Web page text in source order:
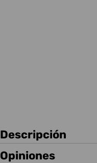
Descripción
Opiniones